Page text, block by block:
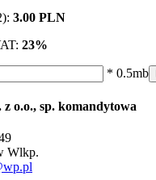
3.00 PLN
23%
* 0.5mb
o.o., sp. komandytowa
Wlkp.